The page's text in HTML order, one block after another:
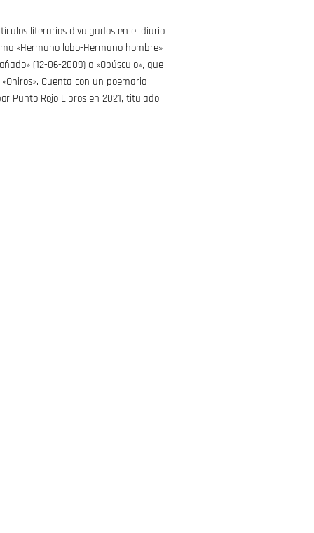
literarios divulgados en el diario
«Hermano lobo-Hermano hombre»
(12-06-2009) o «Opúsculo», que
Cuenta con un poemario
Punto Rojo Libros en 2021, titulado